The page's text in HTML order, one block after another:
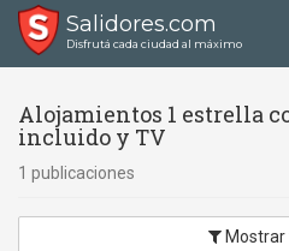
Salidores.com
Disfrutá cada ciudad al máximo
Alojamientos 1 estrella
incluido y TV
1 publicaciones
Mostrar